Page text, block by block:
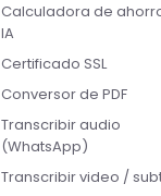
Calculadora de
IA
Certificado SSL
Conversor de PDF
Transcribir audio
(WhatsApp)
Transcribir video /